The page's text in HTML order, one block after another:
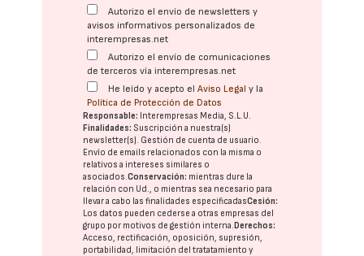
Autorizo el envío de newsletters y
avisos informativos personalizados de
interempresas.net
Autorizo el envío de comunicaciones
de terceros vía interempresas.net
He leído y acepto elAviso Legal y la
Política de Protección de Datos
Responsable: Interempresas Media, S.L.U.
Finalidades: Suscripción a nuestra(s)
newsletter(s). Gestión de cuenta de usuario.
Envío de emails relacionados con la misma o
relativos a intereses similares o
asociados.Conservación: mientras dure la
relación con Ud., o mientras sea necesario para
llevar a cabo las finalidades especificadasCesión:
Los datos pueden cederse a otras empresas del
grupo por motivos de gestión interna.Derechos:
Acceso, rectificación, oposición, supresión,
portabilidad, limitación del tratatamiento y